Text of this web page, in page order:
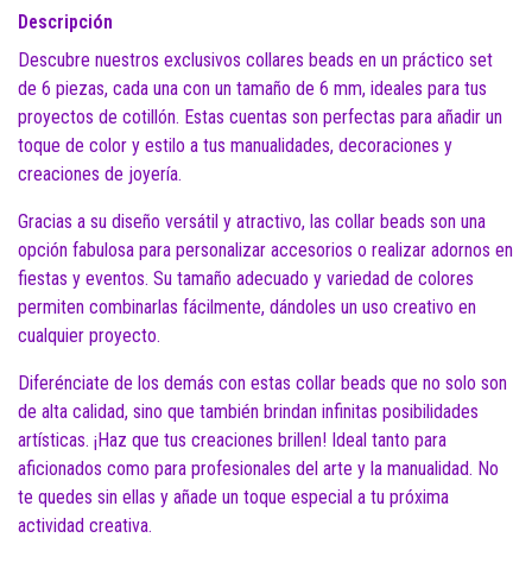
Descripción
Descubre nuestros exclusivos collares beads en un práctico set
de 6 piezas, cada una con un tamaño de 6 mm, ideales para tus
proyectos de cotillón. Estas cuentas son perfectas para añadir un
toque de color y estilo a tus manualidades, decoraciones y
creaciones de joyería.
Gracias a su diseño versátil y atractivo, las collar beads son una
opción fabulosa para personalizar accesorios o realizar adornos en
fiestas y eventos. Su tamaño adecuado y variedad de colores
permiten combinarlas fácilmente, dándoles un uso creativo en
cualquier proyecto.
Diferénciate de los demás con estas collar beads que no solo son
de alta calidad, sino que también brindan infinitas posibilidades
artísticas. ¡Haz que tus creaciones brillen! Ideal tanto para
aficionados como para profesionales del arte y la manualidad. No
te quedes sin ellas y añade un toque especial a tu próxima
actividad creativa.